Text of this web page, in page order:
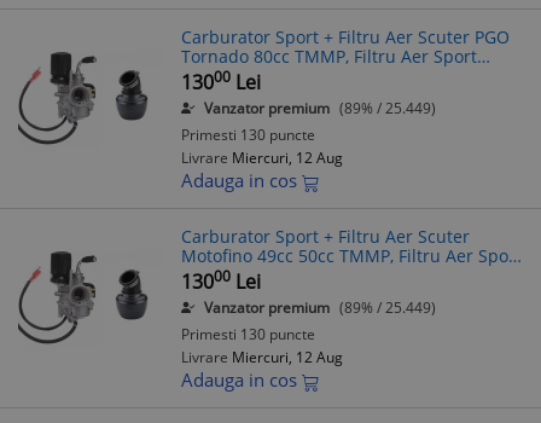
Carburator Sport + Filtru Aer Scuter PGO
Tornado 80cc TMMP, Filtru Aer Sport
Scuter 2T/4T ATV
13000 Lei
Vanzator premium (89% / 25.449)
Primesti 130 puncte
Livrare Miercuri, 12 Aug
Adauga in cos
Carburator Sport + Filtru Aer Scuter
Motofino 49cc 50cc TMMP, Filtru Aer Sport
Scuter 2T/4T
13000 Lei
Vanzator premium (89% / 25.449)
Primesti 130 puncte
Livrare Miercuri, 12 Aug
Adauga in cos